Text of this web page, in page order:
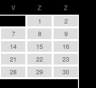
V Z
Z
1
2
7 8
9
14 15
16
21 22
23
28 29
30